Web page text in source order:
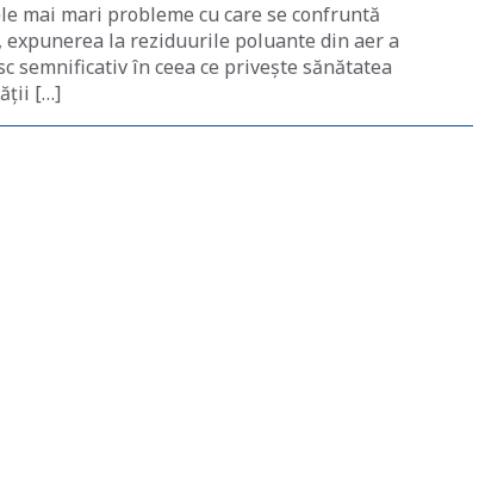
mai mari probleme cu care se confruntă
la reziduurile poluante din aer a
semnificativ în ceea ce privește sănătatea
[…]